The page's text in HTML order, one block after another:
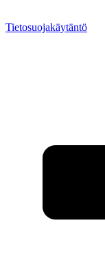
Tietosuojakäytäntö